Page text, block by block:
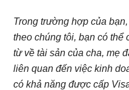
Trong trường hợp của
theo chúng tôi, bạn có thể
từ về tài sản của cha, mẹ
liên quan đến việc kinh
có khả năng được cấp